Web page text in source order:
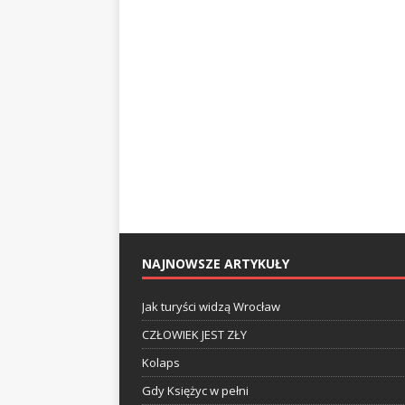
NAJNOWSZE ARTYKUŁY
Jak turyści widzą Wrocław
CZŁOWIEK JEST ZŁY
Kolaps
Gdy Księżyc w pełni